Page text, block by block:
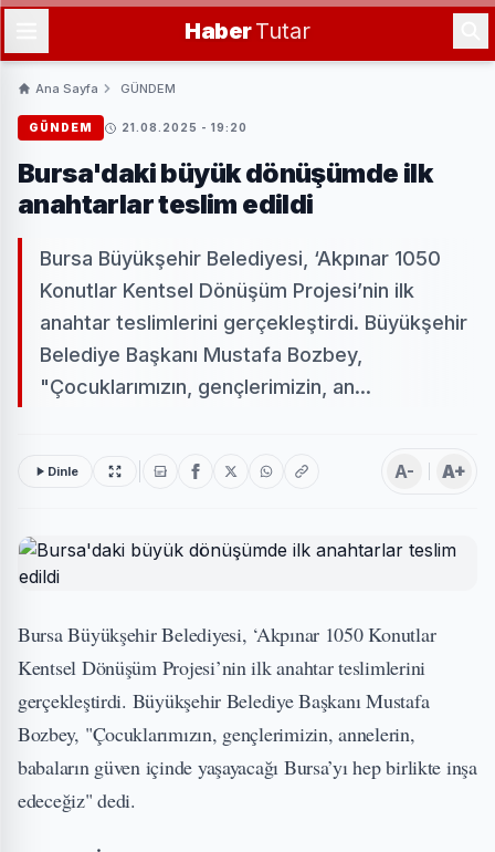
HaberTutar
Ana Sayfa GÜNDEM
GÜNDEM 21.08.2025 - 19:20
Bursa'daki büyük dönüşümde ilk
anahtarlar teslim edildi
Bursa Büyükşehir Belediyesi, ‘Akpınar 1050
Konutlar Kentsel Dönüşüm Projesi’nin ilk
anahtar teslimlerini gerçekleştirdi. Büyükşehir
Belediye Başkanı Mustafa Bozbey,
"Çocuklarımızın, gençlerimizin, an...
Dinle A- A+
Bursa Büyükşehir Belediyesi, ‘Akpınar 1050 Konutlar
Kentsel Dönüşüm Projesi’nin ilk anahtar teslimlerini
gerçekleştirdi. Büyükşehir Belediye Başkanı Mustafa
Bozbey, "Çocuklarımızın, gençlerimizin, annelerin,
babaların güven içinde yaşayacağı Bursa’yı hep birlikte inşa
edeceğiz" dedi.